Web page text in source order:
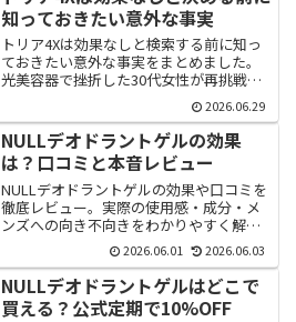
を食事から軽減する具体策がわかりま
す。
知っておきたい意外な事実
トリア4Xは効果なしと検索する前に知っ
ておきたい意外な事実をまとめました。
光美容器で挫折した30代女性が再挑戦す
る前に確認すべき適性と、効果を最大化
する使い方を口コミとともに解説。購入
後の後悔を防ぐためのポイントがわかり
ます。
2026.06.29
NULLデオドラントゲルの効果
は？口コミと本音レビュー
NULLデオドラントゲルの効果や口コミを
徹底レビュー。実際の使用感・成分・メ
ンズへの向き不向きをわかりやすく解説
します。体臭が気になり始めた方がNULL
デオドラントゲルを選ぶべき理由と、失
敗しない使い方まで網羅しています。
2026.06.01 2026.06.03
NULLデオドラントゲルはどこで
買える？公式定期で10%OFF